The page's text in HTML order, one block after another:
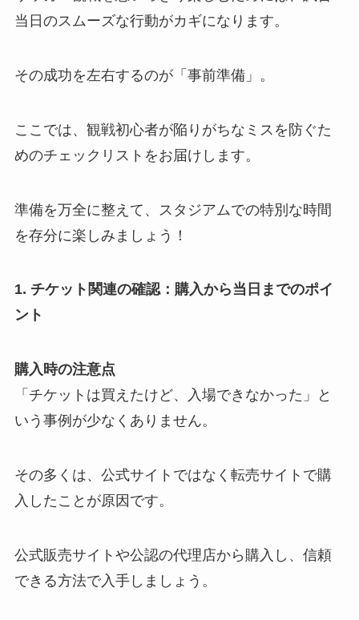
当日のスムーズな行動がカギになります。
その成功を左右するのが「事前準備」。
ここでは、観戦初心者が陥りがちなミスを防ぐた
めのチェックリストをお届けします。
準備を万全に整えて、スタジアムでの特別な時間
を存分に楽しみましょう！
1. チケット関連の確認：購入から当日までのポイ
ント
購入時の注意点
「チケットは買えたけど、入場できなかった」と
いう事例が少なくありません。
その多くは、公式サイトではなく転売サイトで購
入したことが原因です。
公式販売サイトや公認の代理店から購入し、信頼
できる方法で入手しましょう。